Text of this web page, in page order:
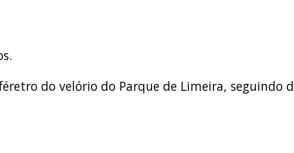
do velório do Parque de Limeira, seguindo